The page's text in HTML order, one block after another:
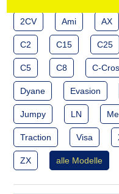
2CV Ami AX
C2 C15 C25
C5 C8 C-
Dyane Evasion
Jumpy LN
Traction Visa
ZX alle Modelle